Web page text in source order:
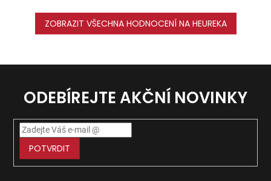
ZOBRAZIT VŠECHNA HODNOCENÍ NA HEUREKA
ODEBÍREJTE AKČNÍ NOVINKY
POTVRDIT